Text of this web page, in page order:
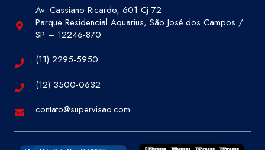
Av. Cassiano Ricardo, 601 Cj 72
Parque Residencial Aquarius, São José dos Campos /
SP – 12246-870
(11) 2295-5950
(12) 3500-0632
contato@supervisao.com